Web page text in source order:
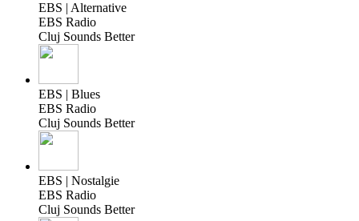
EBS | Alternative
EBS Radio
Cluj Sounds Better
EBS | Blues
EBS Radio
Cluj Sounds Better
EBS | Nostalgie
EBS Radio
Cluj Sounds Better